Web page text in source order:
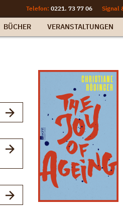
Telefon: 0221. 73 77 06 Signal
BÜCHER VERANSTALTUNGEN